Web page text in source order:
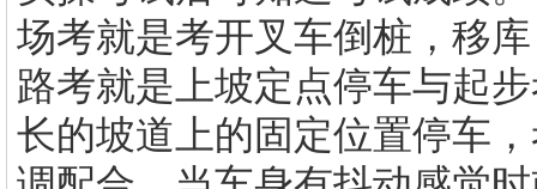
场考就是考开叉车倒桩，移
路考就是上坡定点停车与起
长的坡道上的固定位置停车